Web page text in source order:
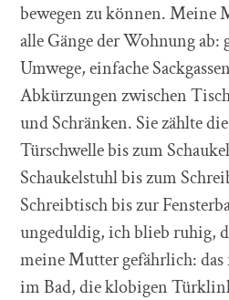
bewegen zu können. Meine
alle Gänge der Wohnung ab:
Umwege, einfache
Abkürzungen zwischen
und Schränken. Sie zählte
Türschwelle bis zum
Schaukelstuhl bis zum
Schreibtisch bis zur
ungeduldig, ich blieb ruhig,
meine Mutter gefährlich: das
im Bad, die klobigen